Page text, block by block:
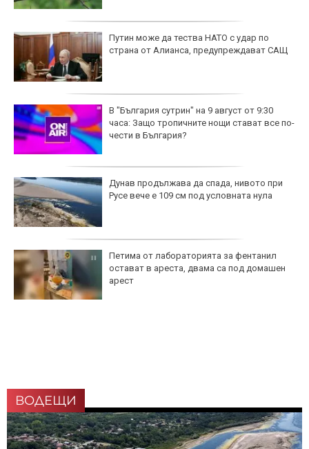
Путин може да тества НАТО с удар по
страна от Алианса, предупреждават САЩ
В "България сутрин" на 9 август от 9:30
часа: Защо тропичните нощи стават все по-
чести в България?
Дунав продължава да спада, нивото при
Русе вече е 109 см под условната нула
Петима от лабораторията за фентанил
остават в ареста, двама са под домашен
арест
ВОДЕЩИ